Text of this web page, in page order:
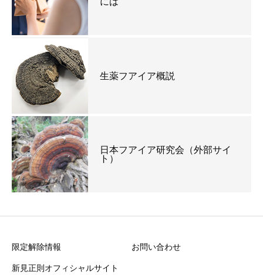
生薬フアイア概説
日本フアイア研究会（外部サイ
ト）
限定解除情報 お問い合わせ
新見正則オフィシャルサイト